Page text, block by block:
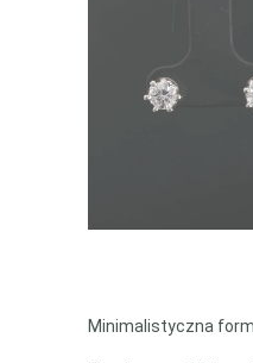
Minimalistyczna